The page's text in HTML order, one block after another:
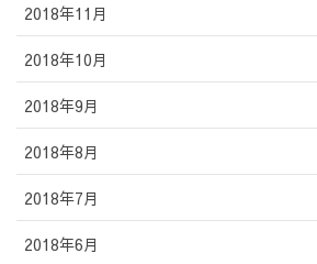
2018年11月
2018年10月
2018年9月
2018年8月
2018年7月
2018年6月